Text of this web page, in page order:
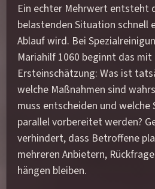
Ein echter Mehrwert entsteht
belastenden Situation schnell
Ablauf wird. Bei
Mariahilf 1060 beginnt das
Ersteinschätzung: Was ist
welche Maßnahmen sind
muss entscheiden und welche
parallel vorbereitet werden?
verhindert, dass Betroffene
mehreren Anbietern,
hängen bleiben.